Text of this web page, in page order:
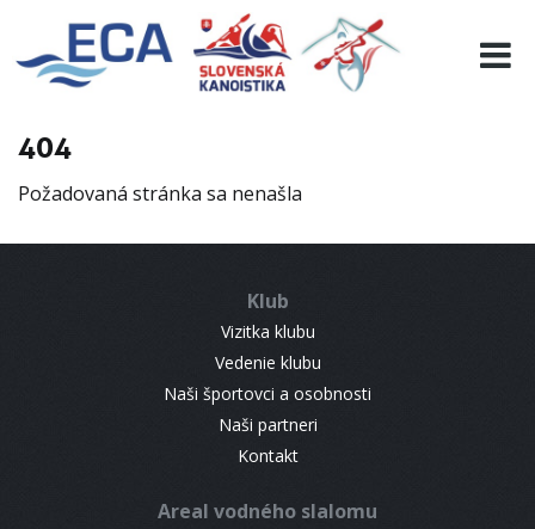
404
Požadovaná stránka sa nenašla
Klub
Vizitka klubu
Vedenie klubu
Naši športovci a osobnosti
Naši partneri
Kontakt
Areal vodného slalomu
EURO 19
INFO
RESULTS
CONTACT